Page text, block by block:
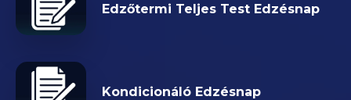
Edzőtermi Teljes Test Edzésnap
Kondicionáló Edzésnap